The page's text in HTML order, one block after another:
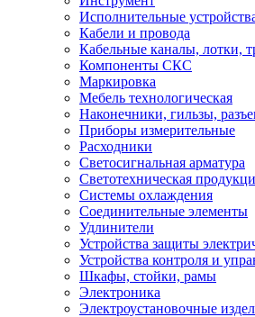
Исполнительные
Кабели и провода
Кабельные каналы, лотки,
Компоненты СКС
Маркировка
Мебель технологическая
Наконечники, гильзы,
Приборы измерительные
Расходники
Светосигнальная арматура
Светотехническая
Системы охлаждения
Соединительные элементы
Удлинители
Устройства защиты
Устройства контроля и
Шкафы, стойки, рамы
Электроника
Электроустановочные